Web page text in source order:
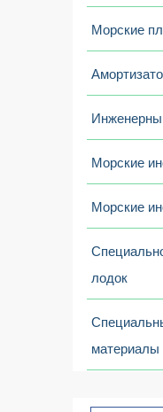
Морские
Морские
Морские
лодок
материалы